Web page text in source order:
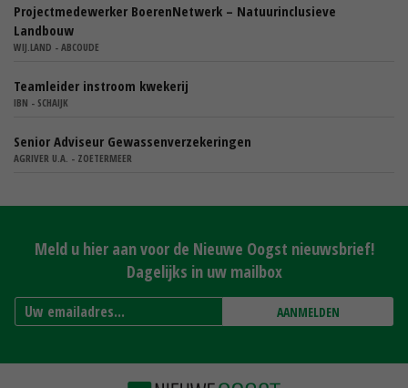
Projectmedewerker BoerenNetwerk – Natuurinclusieve
Landbouw
WIJ.LAND - ABCOUDE
Teamleider instroom kwekerij
IBN - SCHAIJK
Senior Adviseur Gewassenverzekeringen
AGRIVER U.A. - ZOETERMEER
Meld u hier aan voor de Nieuwe Oogst nieuwsbrief!
Dagelijks in uw mailbox
AANMELDEN